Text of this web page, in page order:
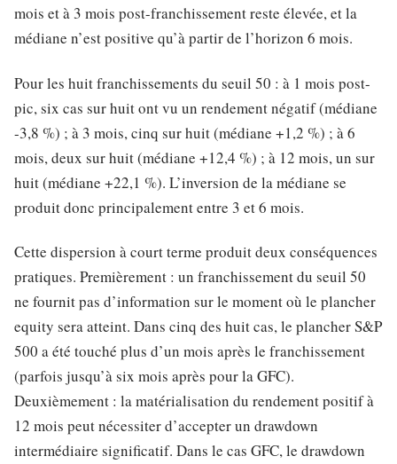
mois et à 3 mois post-franchissement reste élevée, et la
médiane n’est positive qu’à partir de l’horizon 6 mois.
Pour les huit franchissements du seuil 50 : à 1 mois post-
pic, six cas sur huit ont vu un rendement négatif (médiane
-3,8 %) ; à 3 mois, cinq sur huit (médiane +1,2 %) ; à 6
mois, deux sur huit (médiane +12,4 %) ; à 12 mois, un sur
huit (médiane +22,1 %). L’inversion de la médiane se
produit donc principalement entre 3 et 6 mois.
Cette dispersion à court terme produit deux conséquences
pratiques. Premièrement : un franchissement du seuil 50
ne fournit pas d’information sur le moment où le plancher
equity sera atteint. Dans cinq des huit cas, le plancher S&P
500 a été touché plus d’un mois après le franchissement
(parfois jusqu’à six mois après pour la GFC).
Deuxièmement : la matérialisation du rendement positif à
12 mois peut nécessiter d’accepter un drawdown
intermédiaire significatif. Dans le cas GFC, le drawdown